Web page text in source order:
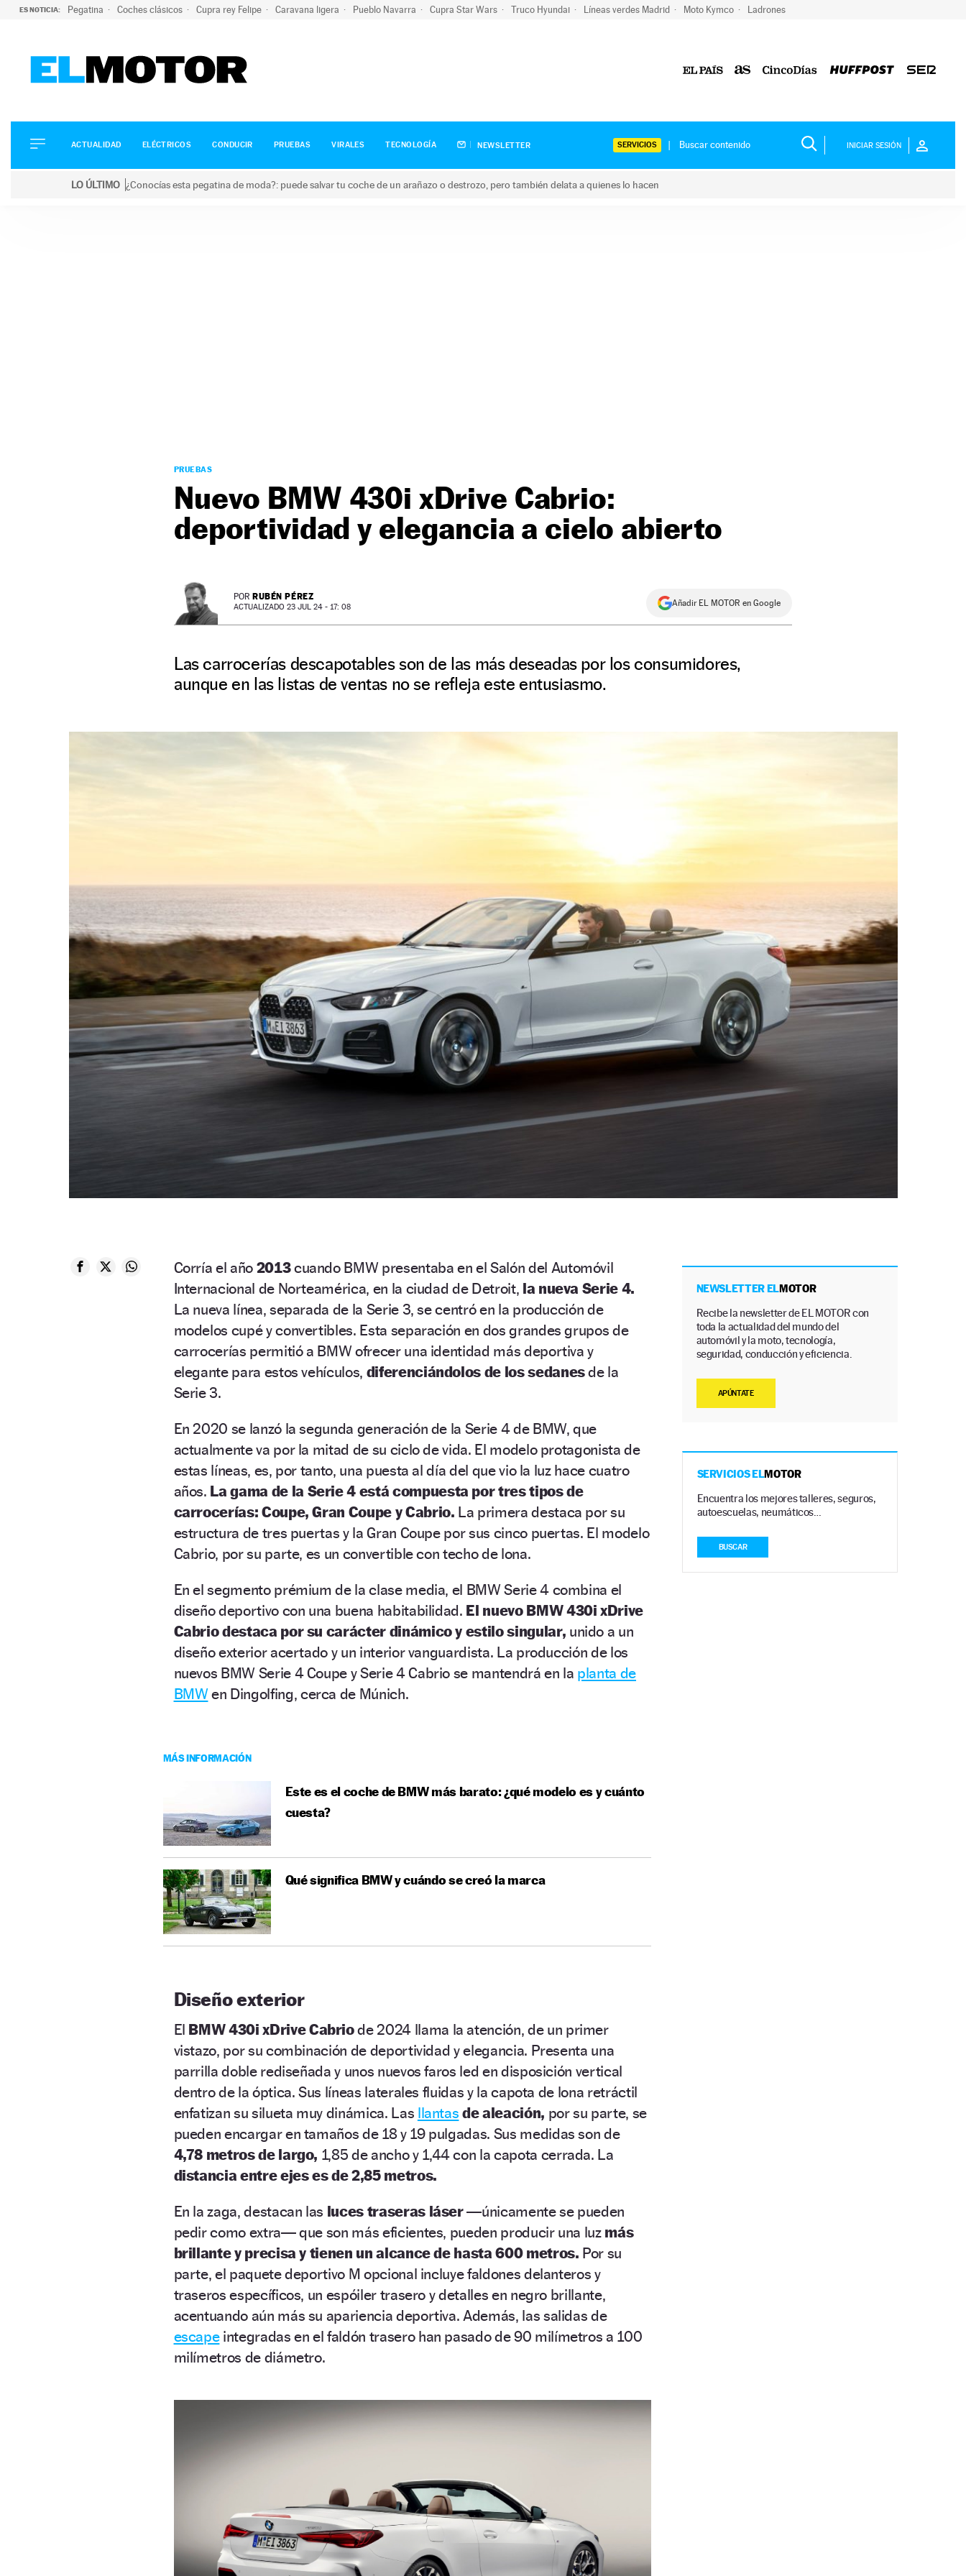
ES NOTICIA: Pegatina Coches clásicos Cupra rey Felipe Caravana ligera Pueblo Navarra Cupra Star Wars Truco Hyundai Líneas verdes Madrid Moto Kymco Ladrones
ELÉCTRICOS
CONDUCIR
ACTUALIDAD ELÉCTRICOS CONDUCIR PRUEBAS VIRALES TECNOLOGÍA NEWSLETTER SERVICIOS INICIAR SESIÓN
LO ÚLTIMO ¿Conocías esta pegatina de moda?: puede salvar tu coche de un arañazo o destrozo, pero también delata a quienes lo hacen
PRUEBAS
Nuevo BMW 430i xDrive Cabrio:
deportividad y elegancia a cielo abierto
POR RUBÉN PÉREZ
ACTUALIZADO 23 JUL 24 - 17: 08 Añadir EL MOTOR en Google
Las carrocerías descapotables son de las más deseadas por los consumidores,
aunque en las listas de ventas no se refleja este entusiasmo.
Corría el año 2013cuando BMW presentaba en el Salón del Automóvil
Internacional de Norteamérica, en la ciudad de Detroit, la nueva Serie 4.
La nueva línea, separada de la Serie 3, se centró en la producción de
modelos cupé y convertibles. Esta separación en dos grandes grupos de
carrocerías permitió a BMW ofrecer una identidad más deportiva y
elegante para estos vehículos, diferenciándolos de los sedanesde la
Serie 3.
En 2020 se lanzó la segunda generación de la Serie 4 de BMW, que
actualmente va por la mitad de su ciclo de vida. El modelo protagonista de
estas líneas, es, por tanto, una puesta al día del que vio la luz hace cuatro
años. La gama de la Serie 4 está compuesta por tres tipos de
carrocerías: Coupe, Gran Coupe y Cabrio. La primera destaca por su
estructura de tres puertas y la Gran Coupe por sus cinco puertas. El modelo
Cabrio, por su parte, es un convertible con techo de lona.
En el segmento prémium de la clase media, el BMW Serie 4 combina el
diseño deportivo con una buena habitabilidad. El nuevo BMW 430i xDrive
Cabrio destaca por su carácter dinámico y estilo singular, unido a un
diseño exterior acertado y un interior vanguardista. La producción de los
nuevos BMW Serie 4 Coupe y Serie 4 Cabrio se mantendrá en la planta de
BMWen Dingolfing, cerca de Múnich.
MÁS INFORMACIÓN
Este es el coche de BMW más barato: ¿qué modelo es y cuánto
cuesta?
Qué significa BMW y cuándo se creó la marca
Diseño exterior
El BMW 430i xDrive Cabriode 2024 llama la atención, de un primer
vistazo, por su combinación de deportividad y elegancia. Presenta una
parrilla doble rediseñada y unos nuevos faros led en disposición vertical
dentro de la óptica. Sus líneas laterales fluidas y la capota de lona retráctil
enfatizan su silueta muy dinámica. Las llantas de aleación, por su parte, se
pueden encargar en tamaños de 18 y 19 pulgadas. Sus medidas son de
4,78 metros de largo, 1,85 de ancho y 1,44 con la capota cerrada. La
distancia entre ejes es de 2,85 metros.
En la zaga, destacan las luces traseras láser—únicamente se pueden
pedir como extra— que son más eficientes, pueden producir una luz más
brillante y precisa y tienen un alcance de hasta 600 metros. Por su
parte, el paquete deportivo M opcional incluye faldones delanteros y
traseros específicos, un espóiler trasero y detalles en negro brillante,
acentuando aún más su apariencia deportiva. Además, las salidas de
escapeintegradas en el faldón trasero han pasado de 90 milímetros a 100
milímetros de diámetro.
NEWSLETTER ELMOTOR
Recibe la newsletter de EL MOTOR con
toda la actualidad del mundo del
automóvil y la moto, tecnología,
seguridad, conducción y eficiencia.
APÚNTATE
SERVICIOS ELMOTOR
Encuentra los mejores talleres, seguros,
autoescuelas, neumáticos…
BUSCAR